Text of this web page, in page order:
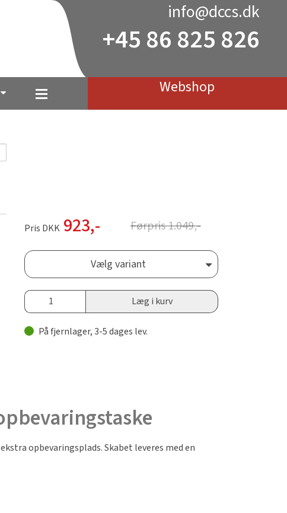
info@dccs.dk
+45 86 825 826
Webshop
Pris DKK 923,- Førpris1.049,-
Vælg variant
Læg i kurv
På fjernlager, 3-5 dages lev.
opbevaringsplads. Skabet leveres med en